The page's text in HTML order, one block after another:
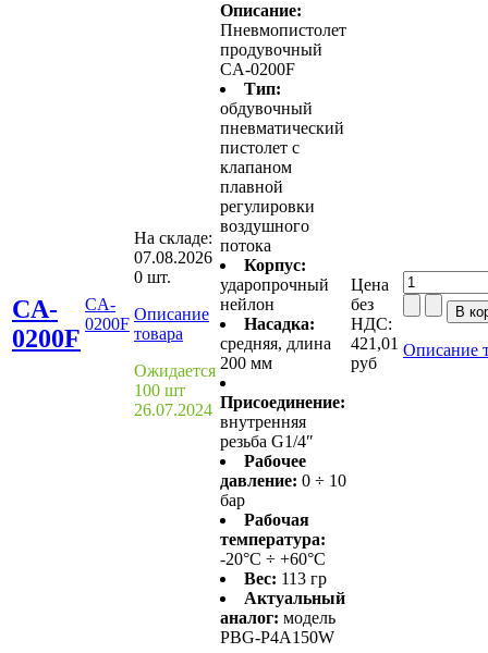
CA-
0200F
CA-
0200F
На складе:
07.08.2026
0 шт.
Описание
товара
Ожидается
100 шт
26.07.2024
Описание:
Пневмопистолет
продувочный
CA-0200F
Тип:
обдувочный
пневматический
пистолет с
клапаном
плавной
регулировки
воздушного
потока
Корпус:
ударопрочный
нейлон
Насадка:
средняя, длина
200 мм
Присоединение:
внутренняя
резьба G1/4″
Рабочее
давление: 0 ÷ 10
бар
Рабочая
температура:
-20°C ÷ +60°C
Вес: 113 гр
Актуальный
аналог: модель
PBG-P4A150W
Цена
без
НДС:
421,01
руб
Описание